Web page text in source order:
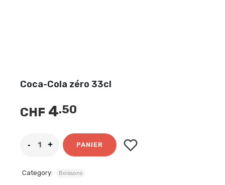
Coca-Cola zéro 33cl
CHF 4.50
PANIER
Category: Boissons